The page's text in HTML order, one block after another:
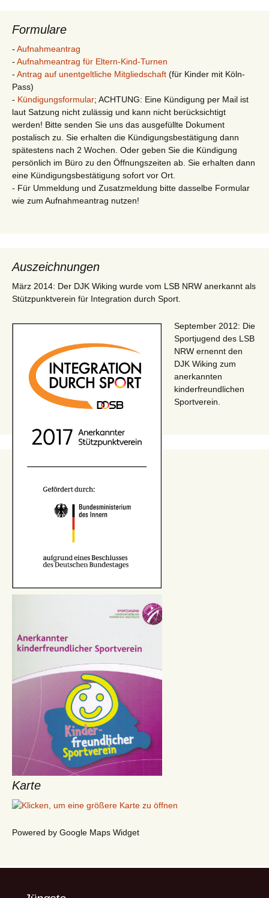
Formulare
- Aufnahmeantrag
- Aufnahmeantrag für Eltern-Kind-Turnen
- Antrag auf unentgeltliche Mitgliedschaft (für Kinder mit Köln-
Pass)
- Kündigungsformular; ACHTUNG: Eine Kündigung per Mail ist
laut Satzung nicht zulässig und kann nicht berücksichtigt
werden! Bitte senden Sie uns das ausgefüllte Dokument
postalisch zu. Sie erhalten die Kündigungsbestätigung dann
spätestens nach 2 Wochen. Oder geben Sie die Kündigung
persönlich im Büro zu den Öffnungszeiten ab. Sie erhalten dann
eine Kündigungsbestätigung sofort vor Ort.
- Für Ummeldung und Zusatzmeldung bitte dasselbe Formular
wie zum Aufnahmeantrag nutzen!
Auszeichnungen
März 2014: Der DJK Wiking wurde vom LSB NRW anerkannt als
Stützpunktverein für Integration durch Sport.
September 2012: Die
Sportjugend des LSB
NRW ernennt den
DJK Wiking zum
anerkannten
kinderfreundlichen
Sportverein.
Karte
Powered by Google Maps Widget